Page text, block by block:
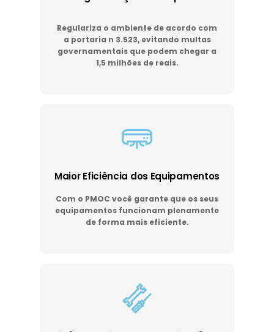
Regulariza o ambiente de acordo com
a portaria n 3.523, evitando multas
governamentais que podem chegar a
1,5 milhões de reais.
Maior Eficiência dos Equipamentos
Com o PMOC você garante que os seus
equipamentos funcionam plenamente
de forma mais eficiente.